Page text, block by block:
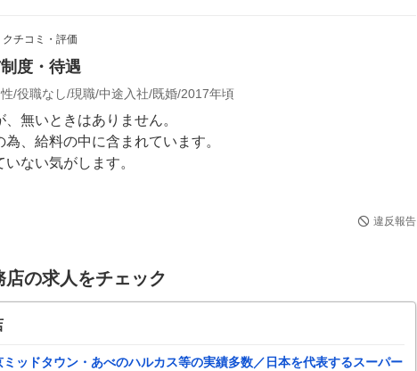
チコミ・評価
度・待遇
役職なし 現職 中途入社 既婚 2017年頃
無いときはありません。
、給料の中に含まれています。
ない気がします。
違反報告
の求人をチェック
ッドタウン・あべのハルカス等の実績多数／日本を代表するスーパー